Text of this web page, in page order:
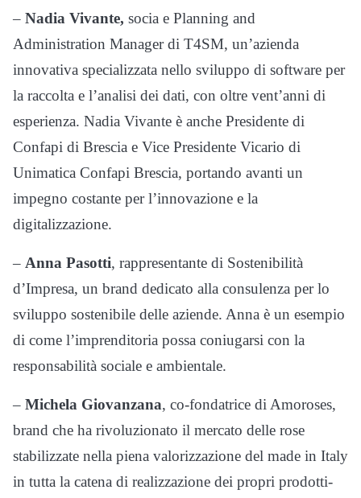
– Nadia Vivante, socia e Planning and
Administration Manager di T4SM, un’azienda
innovativa specializzata nello sviluppo di software per
la raccolta e l’analisi dei dati, con oltre vent’anni di
esperienza. Nadia Vivante è anche Presidente di
Confapi di Brescia e Vice Presidente Vicario di
Unimatica Confapi Brescia, portando avanti un
impegno costante per l’innovazione e la
digitalizzazione.
– Anna Pasotti, rappresentante di Sostenibilità
d’Impresa, un brand dedicato alla consulenza per lo
sviluppo sostenibile delle aziende. Anna è un esempio
di come l’imprenditoria possa coniugarsi con la
responsabilità sociale e ambientale.
– Michela Giovanzana, co-fondatrice di Amoroses,
brand che ha rivoluzionato il mercato delle rose
stabilizzate nella piena valorizzazione del made in Italy
in tutta la catena di realizzazione dei propri prodotti-